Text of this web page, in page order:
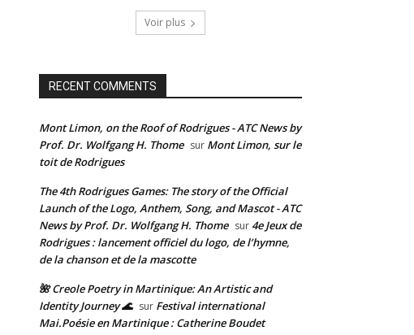
Voir plus
RECENT COMMENTS
Mont Limon, on the Roof of Rodrigues - ATC News by
Prof. Dr. Wolfgang H. Thome sur Mont Limon, sur le
toit de Rodrigues
The 4th Rodrigues Games: The story of the Official
Launch of the Logo, Anthem, Song, and Mascot - ATC
News by Prof. Dr. Wolfgang H. Thome sur4e Jeux de
Rodrigues : lancement officiel du logo, de l’hymne,
de la chanson et de la mascotte
🌺 Creole Poetry in Martinique: An Artistic and
Identity Journey 🌊 sur Festival international
Mai.Poésie en Martinique : Catherine Boudet